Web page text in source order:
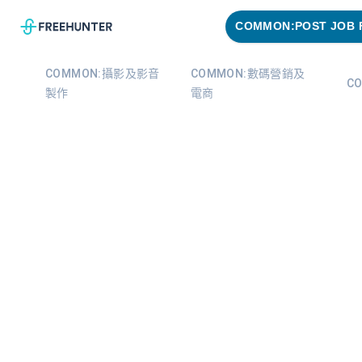
COMMON:POST JOB
COMMON:攝影及影音
製作
COMMON:數碼營銷及
電商